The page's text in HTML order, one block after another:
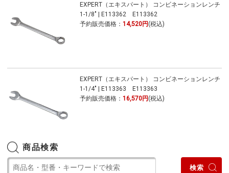
EXPERT（エキスパート） コンビネーションレンチ
1-1/8" | E113362 E113362
予約販売価格： 14,520円 (税込)
EXPERT（エキスパート） コンビネーションレンチ
1-1/4" | E113363 E113363
予約販売価格： 16,570円 (税込)
商品検索